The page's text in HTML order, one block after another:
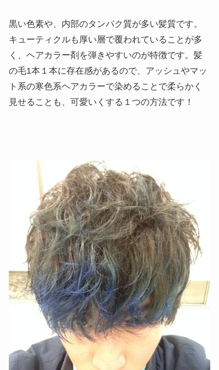
黒い色素や、内部のタンパク質が多い髪質です。
キューティクルも厚い層で覆われていることが多
く、ヘアカラー剤を弾きやすいのが特徴です。髪
の毛1本１本に存在感があるので、アッシュやマッ
ト系の寒色系ヘアカラーで染めることで柔らかく
見せることも、可愛いくする１つの方法です！